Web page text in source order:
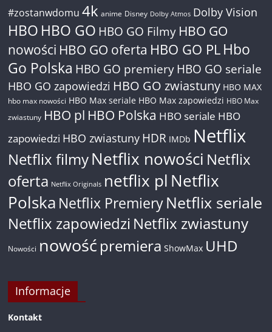
#zostanwdomu 4k anime Disney Dolby Atmos Dolby Vision
HBO HBO GO HBO GO Filmy HBO GO
nowości HBO GO oferta HBO GO PL Hbo
Go Polska HBO GO premiery HBO GO seriale
HBO GO zapowiedzi HBO GO zwiastuny HBO MAX
hbo max nowości HBO Max seriale HBO Max zapowiedzi HBO Max
zwiastuny HBO pl HBO Polska HBO seriale HBO
zapowiedzi HBO zwiastuny HDR IMDb Netflix
Netflix filmyNetflix nowości Netflix
oferta Netflix Originals netflix pl Netflix
Polska Netflix PremieryNetflix seriale
Netflix zapowiedzi Netflix zwiastuny
Nowości nowość premiera ShowMax UHD
Informacje
Kontakt